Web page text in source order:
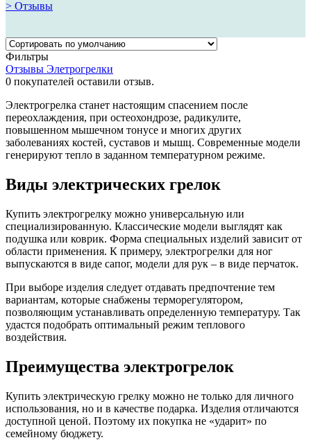
> Отзывы
Фильтры
Отзывы Элетрогрелки
0 покупателей оставили отзыв.
Электрогрелка станет настоящим спасением после
переохлаждения, при остеохондрозе, радикулите,
повышенном мышечном тонусе и многих других
заболеваниях костей, суставов и мышц. Современные модели
генерируют тепло в заданном температурном режиме.
Виды электрических грелок
Купить электрогрелку можно универсальную или
специализированную. Классические модели выглядят как
подушка или коврик. Форма специальных изделий зависит от
области применения. К примеру, электрогрелки для ног
выпускаются в виде сапог, модели для рук – в виде перчаток.
При выборе изделия следует отдавать предпочтение тем
вариантам, которые снабжены терморегулятором,
позволяющим устанавливать определенную температуру. Так
удастся подобрать оптимальный режим теплового
воздействия.
Преимущества электрогрелок
Купить электрическую грелку можно не только для личного
использования, но и в качестве подарка. Изделия отличаются
доступной ценой. Поэтому их покупка не «ударит» по
семейному бюджету.